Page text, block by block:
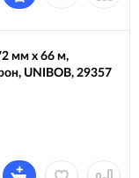
мм х 66 м,
UNIBOB, 29357